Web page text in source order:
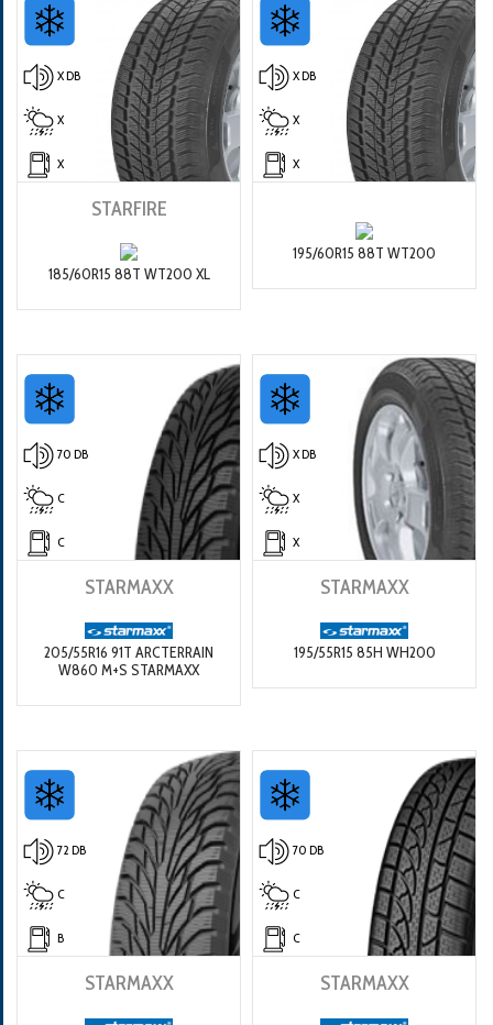
X DB
X
X
STARFIRE
185/60R15 88T WT200 XL
X DB
X
X
195/60R15 88T WT200
70 DB
C
C
STARMAXX
205/55R16 91T ARCTERRAIN
W860 M+S STARMAXX
X DB
X
X
STARMAXX
195/55R15 85H WH200
72 DB
C
B
STARMAXX
70 DB
C
C
STARMAXX